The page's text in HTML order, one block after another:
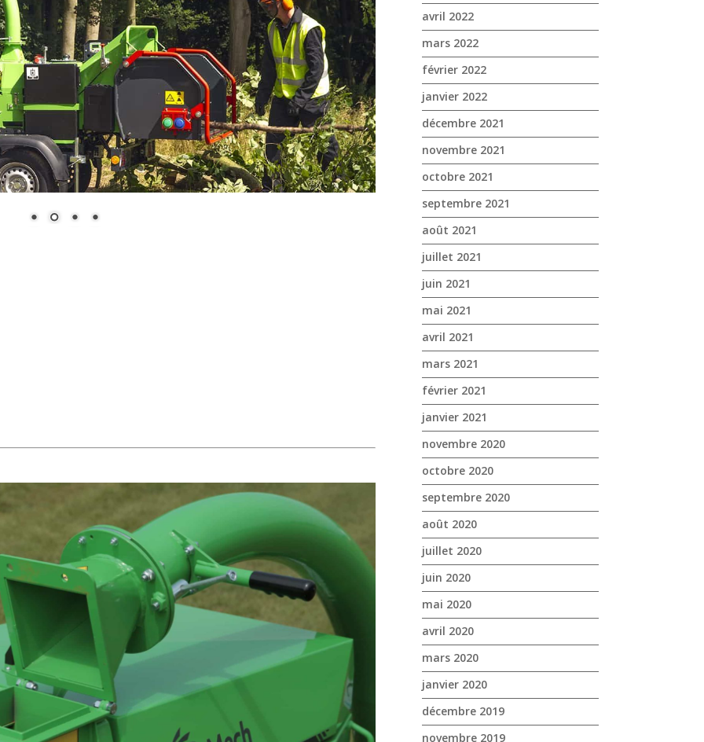
avril 2022
mars 2022
février 2022
janvier 2022
décembre 2021
novembre 2021
octobre 2021
septembre 2021
août 2021
juillet 2021
juin 2021
mai 2021
avril 2021
mars 2021
février 2021
janvier 2021
novembre 2020
octobre 2020
septembre 2020
août 2020
juillet 2020
juin 2020
mai 2020
avril 2020
mars 2020
janvier 2020
décembre 2019
novembre 2019